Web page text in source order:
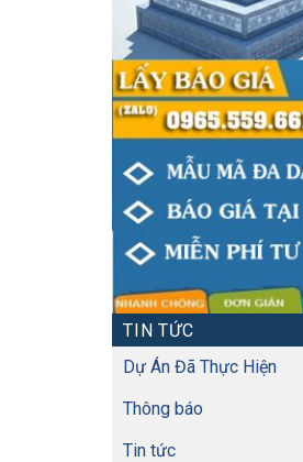
TIN TỨC
Dự Án Đã Thực Hiện
Thông báo
Tin tức